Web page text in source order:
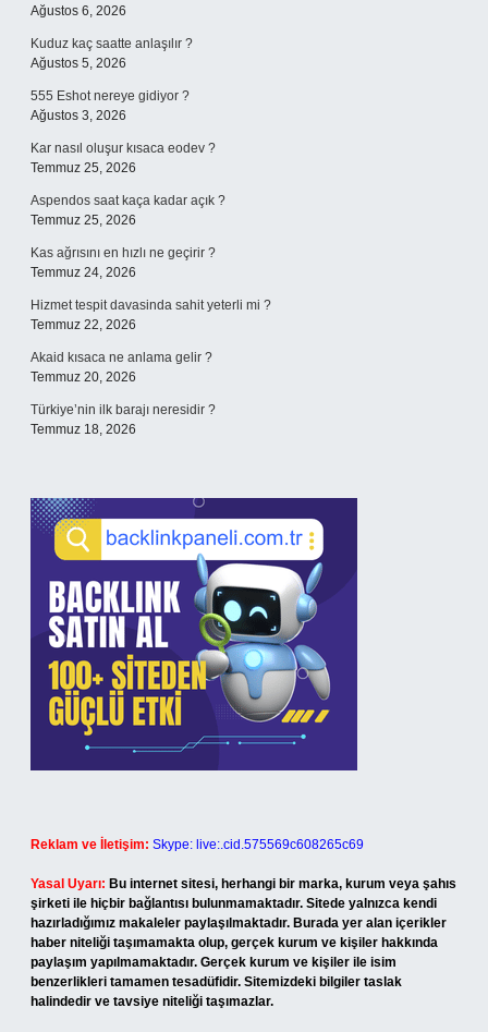
Ağustos 6, 2026
Kuduz kaç saatte anlaşılır ?
Ağustos 5, 2026
555 Eshot nereye gidiyor ?
Ağustos 3, 2026
Kar nasıl oluşur kısaca eodev ?
Temmuz 25, 2026
Aspendos saat kaça kadar açık ?
Temmuz 25, 2026
Kas ağrısını en hızlı ne geçirir ?
Temmuz 24, 2026
Hizmet tespit davasinda sahit yeterli mi ?
Temmuz 22, 2026
Akaid kısaca ne anlama gelir ?
Temmuz 20, 2026
Türkiye’nin ilk barajı neresidir ?
Temmuz 18, 2026
Reklam ve İletişim: Skype: live:.cid.575569c608265c69
Yasal Uyarı: Bu internet sitesi, herhangi bir marka, kurum veya şahıs
şirketi ile hiçbir bağlantısı bulunmamaktadır. Sitede yalnızca kendi
hazırladığımız makaleler paylaşılmaktadır. Burada yer alan içerikler
haber niteliği taşımamakta olup, gerçek kurum ve kişiler hakkında
paylaşım yapılmamaktadır. Gerçek kurum ve kişiler ile isim
benzerlikleri tamamen tesadüfidir. Sitemizdeki bilgiler taslak
halindedir ve tavsiye niteliği taşımazlar.